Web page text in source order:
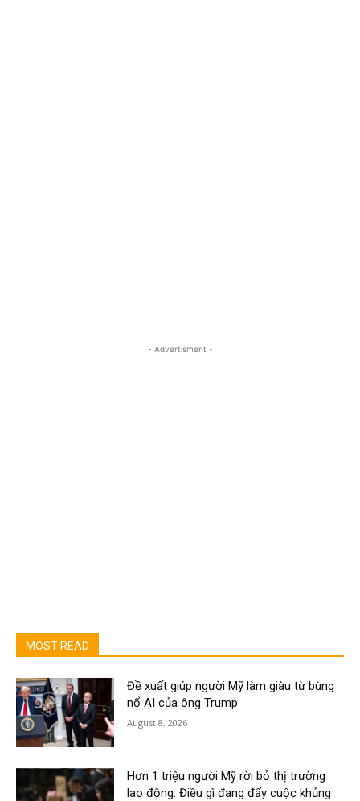
- Advertisment -
MOST READ
Đề xuất giúp người Mỹ làm giàu từ bùng
nổ AI của ông Trump
August 8, 2026
Hơn 1 triệu người Mỹ rời bỏ thị trường
lao động: Điều gì đang đẩy cuộc khủng